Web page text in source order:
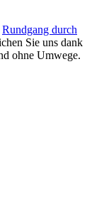
Rundgang durch
Sie uns dank
ohne Umwege.